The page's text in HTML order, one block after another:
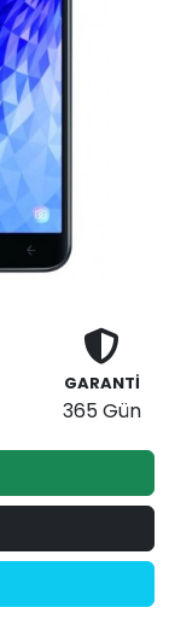
GARANTİ
365 Gün